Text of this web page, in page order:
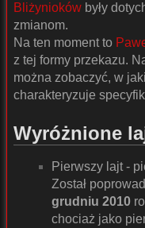
Bliżynioków były
zmianom.
Na ten moment to
z tej formy przekazu.
można zobaczyć, w
charakteryzuje
Wyróżnione
Pierwszy lajt -
Został
grudniu 2010
chociaż jako